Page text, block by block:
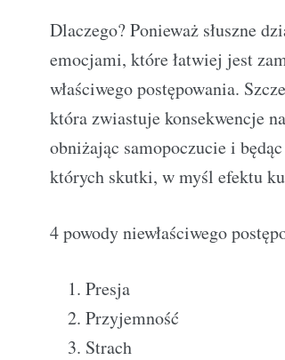
Dlaczego? Ponieważ słuszne
emocjami, które łatwiej jest
właściwego postępowania.
która zwiastuje konsekwencje
obniżając samopoczucie i
których skutki, w myśl efektu
4 powody niewłaściwego
Presja
Przyjemność
Strach